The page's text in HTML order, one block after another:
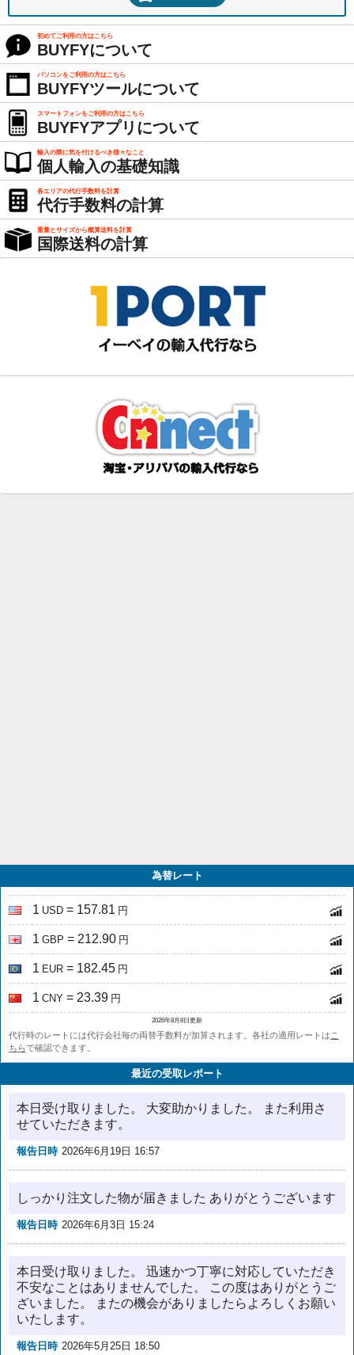
初めてご利用の方はこちら
BUYFYについて
パソコンをご利用の方はこちら
BUYFYツールについて
スマートフォンをご利用の方はこちら
BUYFYアプリについて
輸入の際に気を付けるべき様々なこと
個人輸入の基礎知識
各エリアの代行手数料を計算
代行手数料の計算
重量とサイズから概算送料を計算
国際送料の計算
為替レート
1 USD = 157.81 円
1 GBP = 212.90 円
1 EUR = 182.45 円
1 CNY = 23.39 円
2026年8月8日更新
代行時のレートには代行会社毎の両替手数料が加算されます。各社の適用レートは こ
ちらで確認できます。
最近の受取レポート
本日受け取りました。 大変助かりました。 また利用さ
せていただきます。
報告日時 2026年6月19日 16:57
しっかり注文した物が届きました ありがとうございます
報告日時 2026年6月3日 15:24
本日受け取りました。 迅速かつ丁寧に対応していただき
不安なことはありませんでした。 この度はありがとうご
ざいました。 またの機会がありましたらよろしくお願い
いたします。
報告日時 2026年5月25日 18:50